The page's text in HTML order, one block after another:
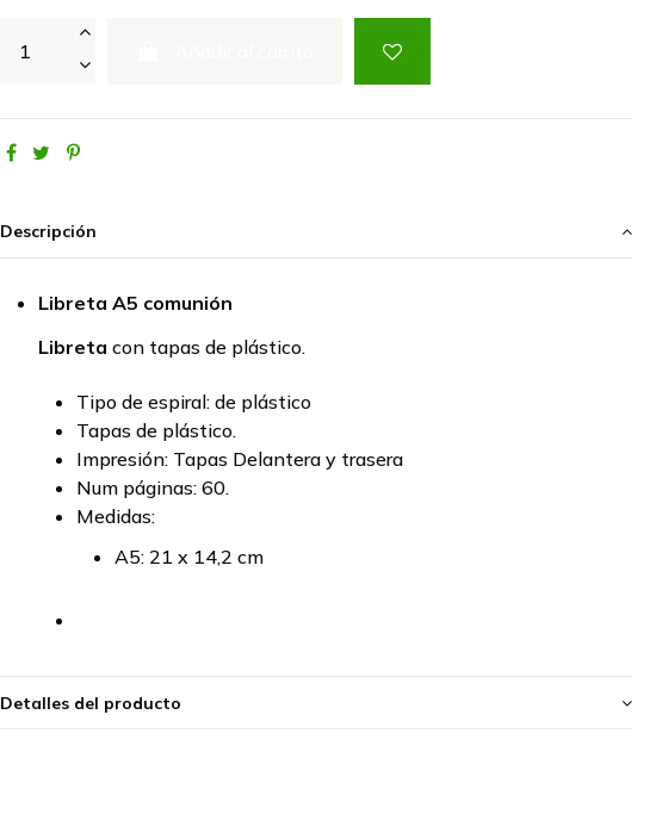
Descripción
Libreta A5 comunión
Libreta con tapas de plástico.
Tipo de espiral:de plástico
Tapas de plástico.
Impresión:Tapas Delantera y trasera
Num páginas:60.
Medidas:
A5:21 x 14,2 cm
Detalles del producto